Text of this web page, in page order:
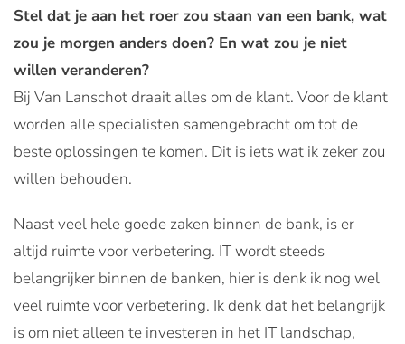
Stel dat je aan het roer zou staan van een bank, wat
zou je morgen anders doen? En wat zou je niet
willen veranderen?
Bij Van Lanschot draait alles om de klant. Voor de klant
worden alle specialisten samengebracht om tot de
beste oplossingen te komen. Dit is iets wat ik zeker zou
willen behouden.
Naast veel hele goede zaken binnen de bank, is er
altijd ruimte voor verbetering. IT wordt steeds
belangrijker binnen de banken, hier is denk ik nog wel
veel ruimte voor verbetering. Ik denk dat het belangrijk
is om niet alleen te investeren in het IT landschap,